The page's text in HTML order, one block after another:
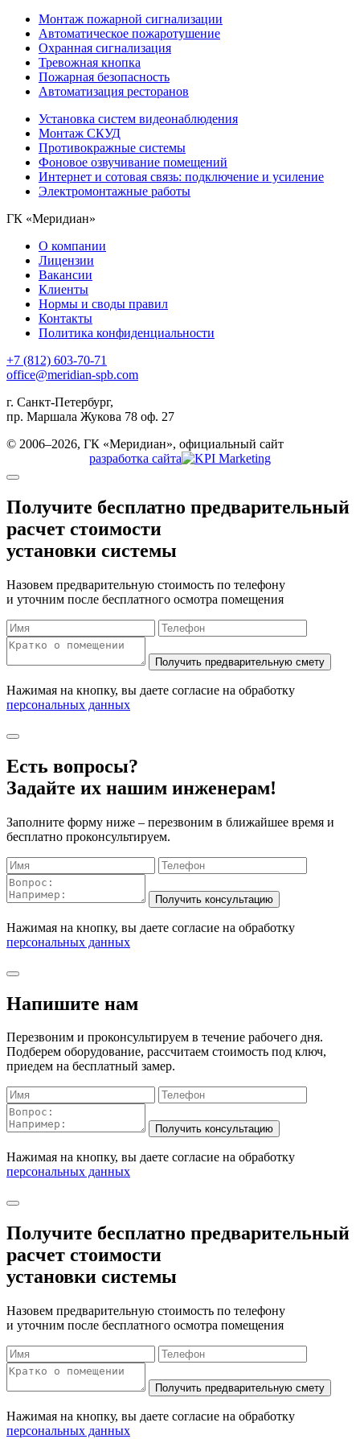
Монтаж пожарной сигнализации
Автоматическое пожаротушение
Охранная сигнализация
Тревожная кнопка
Пожарная безопасность
Автоматизация ресторанов
Установка систем видеонаблюдения
Монтаж СКУД
Противокражные системы
Фоновое озвучивание помещений
Интернет и сотовая связь: подключение и усиление
Электромонтажные работы
ГК «Меридиан»
О компании
Лицензии
Вакансии
Клиенты
Нормы и своды правил
Контакты
Политика конфиденциальности
+7 (812) 603-70-71
office@meridian-spb.com
г. Санкт-Петербург,
пр. Маршала Жукова 78 оф. 27
© 2006–2026, ГК «Меридиан», официальный сайт
разработка сайта
Получите бесплатно предварительный
расчет стоимости
установки системы
Назовем предварительную стоимость по телефону
и уточним после бесплатного осмотра помещения
Нажимая на кнопку, вы даете согласие на обработку
персональных данных
Есть вопросы?
Задайте их нашим инженерам!
Заполните форму ниже – перезвоним в ближайшее время и
бесплатно проконсультируем.
Нажимая на кнопку, вы даете согласие на обработку
персональных данных
Напишите нам
Перезвоним и проконсультируем в течение рабочего дня.
Подберем оборудование, рассчитаем стоимость под ключ,
приедем на бесплатный замер.
Нажимая на кнопку, вы даете согласие на обработку
персональных данных
Получите бесплатно предварительный
расчет стоимости
установки системы
Назовем предварительную стоимость по телефону
и уточним после бесплатного осмотра помещения
Нажимая на кнопку, вы даете согласие на обработку
персональных данных